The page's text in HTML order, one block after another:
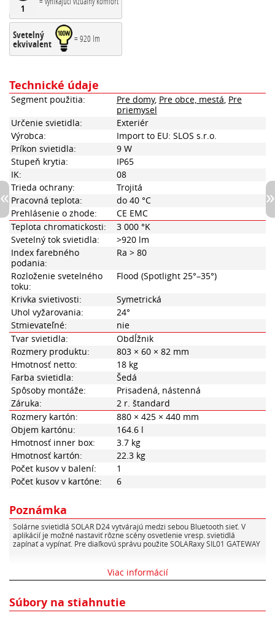
1
Svetelný
ekvivalent = 920 lm
Technické údaje
Segment použitia: Pre domy, Pre obce, mestá, Pre
priemysel
Určenie svietidla:
Exteriér
Výrobca:
Import to EU: SLOS s.r.o.
Príkon svietidla:
9 W
Stupeň krytia:
IP65
IK:
08
Trieda ochrany:
Trojitá
Pracovná teplota:
do 40 °C
Prehlásenie o zhode:
CE EMC
Teplota chromatickosti:
3 000 °K
Svetelný tok svietidla:
>920 lm
Index farebného
podania:
Ra > 80
Rozloženie svetelného
toku:
Flood (Spotlight 25°–35°)
Krivka svietivosti:
Symetrická
Uhol vyžarovania:
24°
Stmievateľné:
nie
Tvar svietidla:
Obdĺžnik
Rozmery produktu:
803 × 60 × 82 mm
Hmotnosť netto:
18 kg
Farba svietidla:
Šedá
Spôsoby montáže:
Prisadená, nástenná
Záruka:
2 r. štandard
Rozmery kartón:
880 × 425 × 440 mm
Objem kartónu:
164.6 l
Hmotnosť inner box:
3.7 kg
Hmotnosť kartón:
22.3 kg
Počet kusov v balení:
1
Počet kusov v kartóne:
6
Poznámka
Solárne svietidlá SOLAR D24 vytvárajú medzi sebou Bluetooth sieť. V
aplikácií je možné nastaviť rôzne scény osvetlenie vresp. svietidlá
zapínať a vypínať. Pre diaľkovú správu použite SOLARaxy SIL01 GATEWAY
Viac informácií
Súbory na stiahnutie